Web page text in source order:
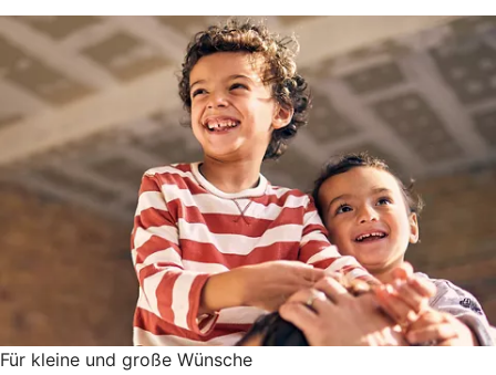
Für kleine und große Wünsche